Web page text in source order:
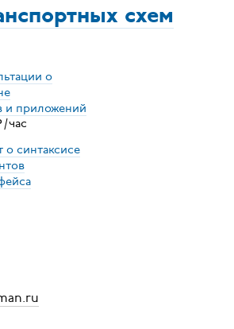
схем
о
и приложений
/час
о синтаксисе